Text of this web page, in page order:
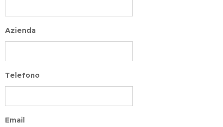
Azienda
Telefono
Email